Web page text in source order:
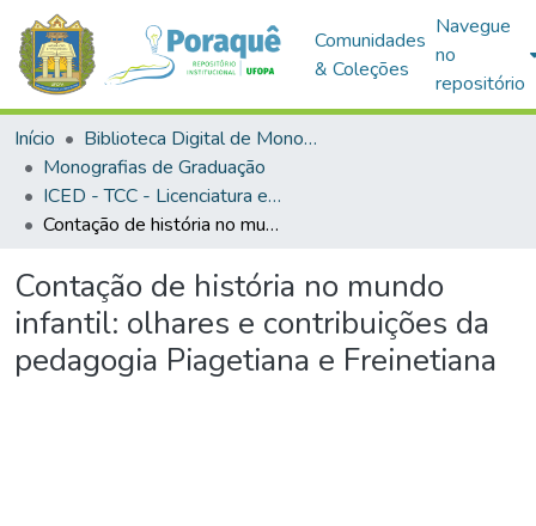
Comunidades
& Coleções
Navegue
no
repositório
Início
Biblioteca Digital de Monografias (BDM)
Monografias de Graduação
ICED - TCC - Licenciatura em Pedagogia
Contação de história no mundo infantil: olhares e contribuições da pedagogia Piagetiana e Freinetiana
Contação de história no mundo
infantil: olhares e contribuições da
pedagogia Piagetiana e Freinetiana